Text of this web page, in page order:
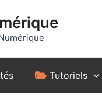
Tutoriels